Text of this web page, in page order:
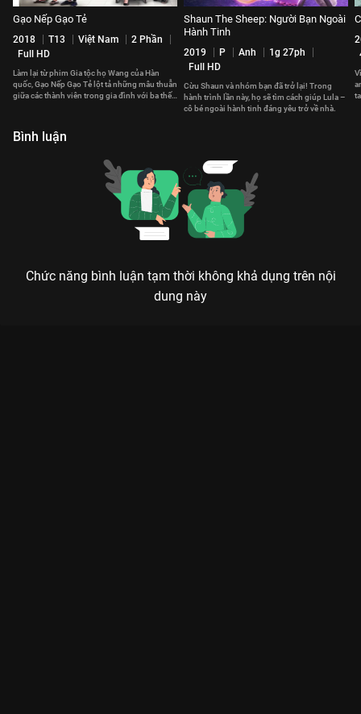
Gạo Nếp Gạo Tẻ
2018 T13 Việt Nam
2 Phần
Full HD
Làm lại từ phim Gia tộc họ Wang của Hàn
quốc, Gạo Nếp Gạo Tẻ lột tả những mâu thuẫn
giữa các thành viên trong gia đình với ba thế
Shaun The Sheep: Người Bạn Ngoài
Hành Tinh
2019 P Anh
1g 27ph
Full HD
Cừu Shaun và nhóm bạn đã trở lại! Trong
hành trình lần này, họ sẽ tìm cách giúp Lula –
cô bé ngoài hành tinh đáng yêu trở về nhà.
Bình luận
Chức năng bình luận tạm thời không khả dụng trên nội
dung này